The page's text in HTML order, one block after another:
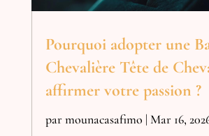
Pourquoi adopter une
Chevalière Tête de
affirmer votre passion ?
parmounacasafimo | Mar 16,